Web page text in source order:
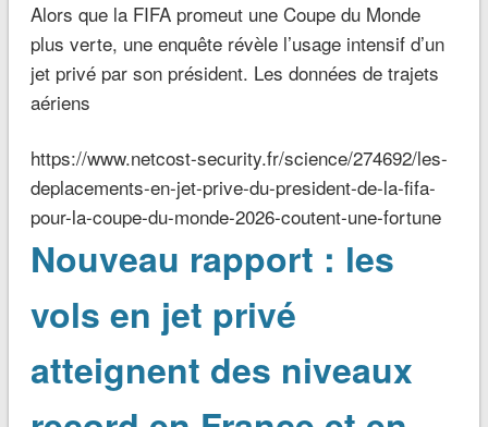
Alors que la FIFA promeut une Coupe du Monde
plus verte, une enquête révèle l’usage intensif d’un
jet privé par son président. Les données de trajets
aériens
https://www.netcost-security.fr/science/274692/les-
deplacements-en-jet-prive-du-president-de-la-fifa-
pour-la-coupe-du-monde-2026-coutent-une-fortune
Nouveau rapport : les
vols en jet privé
atteignent des niveaux